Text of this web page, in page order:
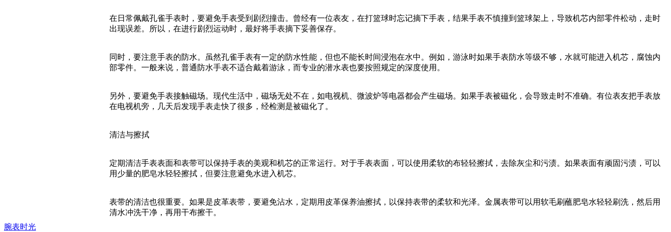
腕表时光
在日常佩戴孔雀手表时，要避免手表受到剧烈撞击。曾经有一位表友，在打篮球时忘记摘下手表，结果手表不慎撞到篮球架上，导致机芯内部零件松动，走时
出现误差。所以，在进行剧烈运动时，最好将手表摘下妥善保存。
同时，要注意手表的防水。虽然孔雀手表有一定的防水性能，但也不能长时间浸泡在水中。例如，游泳时如果手表防水等级不够，水就可能进入机芯，腐蚀内
部零件。一般来说，普通防水手表不适合戴着游泳，而专业的潜水表也要按照规定的深度使用。
另外，要避免手表接触磁场。现代生活中，磁场无处不在，如电视机、微波炉等电器都会产生磁场。如果手表被磁化，会导致走时不准确。有位表友把手表放
在电视机旁，几天后发现手表走快了很多，经检测是被磁化了。
清洁与擦拭
定期清洁手表表面和表带可以保持手表的美观和机芯的正常运行。对于手表表面，可以使用柔软的布轻轻擦拭，去除灰尘和污渍。如果表面有顽固污渍，可以
用少量的肥皂水轻轻擦拭，但要注意避免水进入机芯。
表带的清洁也很重要。如果是皮革表带，要避免沾水，定期用皮革保养油擦拭，以保持表带的柔软和光泽。金属表带可以用软毛刷蘸肥皂水轻轻刷洗，然后用
清水冲洗干净，再用干布擦干。